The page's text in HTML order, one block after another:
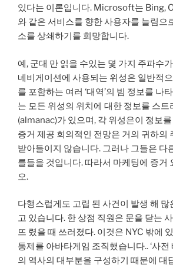
있다는 이론입니다. Microsoft는 Bing,
와 같은 서비스를 향한 사용자를 늘림으
소를 상쇄하기를 희망합니다.
예, 군대 만 읽을 수있는 몇 가지 주파수
네비게이션에 사용되는 위성은 일반적
를 포함하는 여러 ‘대역’의 빔 정보를 나
는 모든 위성의 위치에 대한 정보를 스트
(almanac)가 있으며, 각 위성은이 정보
증거 제공 회의적인 전망은 거의 귀하의
받아들이지 않습니다. 그러나 그들은 다
를들을 것입니다. 따라서 마케팅에 증거
오.
다행스럽게도 고립 된 사건이 ​​발생 해 많
고 있습니다. 한 상점 직원은 문을 닫는
뜨 렸을 때 쓰러졌다. 이것은 NYC 밖에
통제를 아바타게임 조직했습니다.. ‘사전
의 역사의 대부분을 구성하기 때문에 대